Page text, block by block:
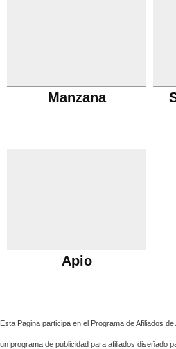
Manzana
Apio
Esta Pagina participa en el Programa de Afiliados
un programa de publicidad para afiliados diseñado